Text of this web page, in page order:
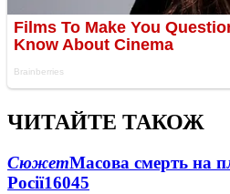
ЧИТАЙТЕ ТАКОЖ
СюжетМасова смерть на
Росії16045